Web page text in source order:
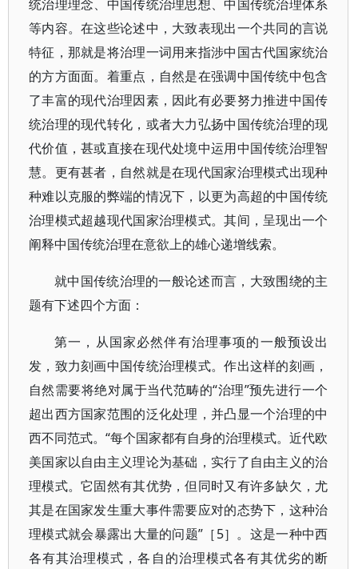
统治理理念、中国传统治理思想、中国传统治理体系
等内容。在这些论述中，大致表现出一个共同的言说
特征，那就是将治理一词用来指涉中国古代国家统治
的方方面面。着重点，自然是在强调中国传统中包含
了丰富的现代治理因素，因此有必要努力推进中国传
统治理的现代转化，或者大力弘扬中国传统治理的现
代价值，甚或直接在现代处境中运用中国传统治理智
慧。更有甚者，自然就是在现代国家治理模式出现种
种难以克服的弊端的情况下，以更为高超的中国传统
治理模式超越现代国家治理模式。其间，呈现出一个
阐释中国传统治理在意欲上的雄心递增线索。
就中国传统治理的一般论述而言，大致围绕的主
题有下述四个方面：
第一，从国家必然伴有治理事项的一般预设出
发，致力刻画中国传统治理模式。作出这样的刻画，
自然需要将绝对属于当代范畴的“治理”预先进行一个
超出西方国家范围的泛化处理，并凸显一个治理的中
西不同范式。“每个国家都有自身的治理模式。近代欧
美国家以自由主义理论为基础，实行了自由主义的治
理模式。它固然有其优势，但同时又有许多缺欠，尤
其是在国家发生重大事件需要应对的态势下，这种治
理模式就会暴露出大量的问题”［5］。这是一种中西
各有其治理模式，各自的治理模式各有其优劣的断